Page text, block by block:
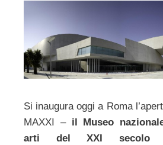
Si inaugura oggi a Roma
MAXXI – il Museo
arti del XXI secolo